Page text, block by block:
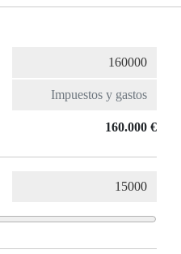
160.000 €